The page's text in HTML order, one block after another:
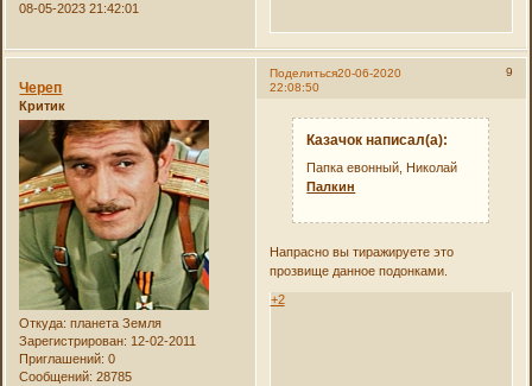
08-05-2023 21:42:01
Поделиться 9
20-06-2020
22:08:50
Череп
Критик
Откуда: планета Земля
Зарегистрирован: 12-02-2011
Приглашений: 0
Сообщений: 28785
Казачок написал(а):
Папка евонный, Николай
Палкин
Напрасно вы тиражируете это
прозвище данное подонками.
+2